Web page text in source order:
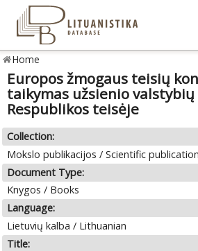
Home
Europos žmogaus teisių
taikymas užsienio
Respublikos teisėje
Collection:
Mokslo publikacijos / Scientific
Document Type:
Knygos / Books
Language:
Lietuvių kalba / Lithuanian
Title: